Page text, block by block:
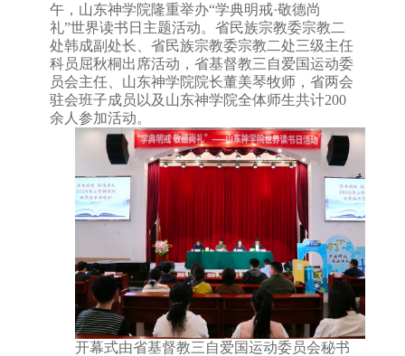
午，山东神学院隆重举办“学典明戒·敬德尚
礼”世界读书日主题活动。省民族宗教委宗教二
处韩成副处长、省民族宗教委宗教二处三级主任
科员屈秋桐出席活动，省基督教三自爱国运动委
员会主任、山东神学院院长董美琴牧师，省两会
驻会班子成员以及山东神学院全体师生共计200
余人参加活动。
开幕式由省基督教三自爱国运动委员会秘书